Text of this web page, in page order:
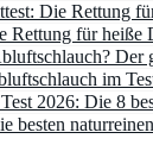
Die Rettung
Rettung für heiße
Der
im
2026: Die 8
besten